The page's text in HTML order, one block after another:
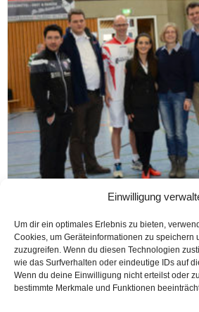
Einwilligung
Um dir ein optimales Erlebnis zu bieten,
Cookies, um Geräteinformationen zu speichern
zuzugreifen. Wenn du diesen Technologien
wie das Surfverhalten oder eindeutige IDs auf
Wenn du deine Einwilligung nicht erteilst oder
bestimmte Merkmale und Funktionen
Mülteciler arası turnuva
Haber Merkezi